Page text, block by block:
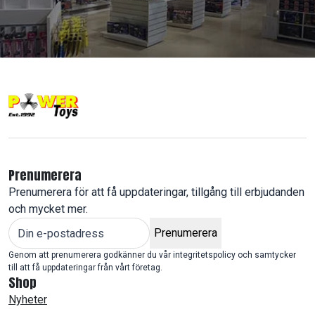
Prenumerera
Prenumerera för att få uppdateringar, tillgång till erbjudanden
och mycket mer.
Prenumerera
Genom att prenumerera godkänner du vår integritetspolicy och samtycker
till att få uppdateringar från vårt företag.
Shop
Nyheter